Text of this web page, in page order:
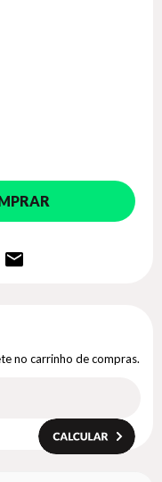
no carrinho de compras.